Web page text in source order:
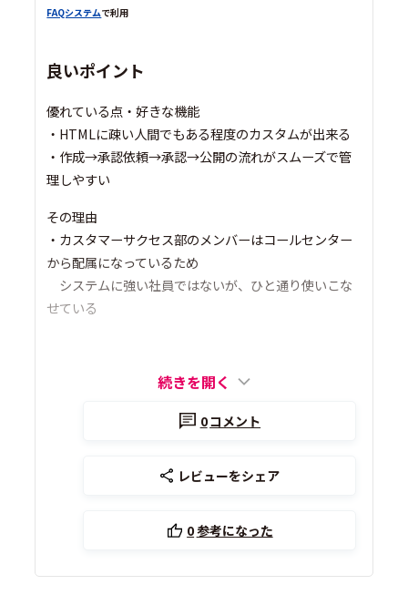
FAQシステムで利用
良いポイント
優れている点・好きな機能
・HTMLに疎い人間でもある程度のカスタムが出来る
・作成→承認依頼→承認→公開の流れがスムーズで管
理しやすい
その理由
・カスタマーサクセス部のメンバーはコールセンター
から配属になっているため
システムに強い社員ではないが、ひと通り使いこな
せている
続きを開く
0コメント
レビューをシェア
0参考になった